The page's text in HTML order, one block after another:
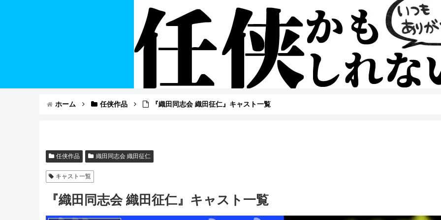
ホーム 任侠作品 『織田同志会 織田征仁』キャスト一覧
任侠作品 織田同志会 織田征仁
キャスト一覧
『織田同志会 織田征仁』キャスト一覧